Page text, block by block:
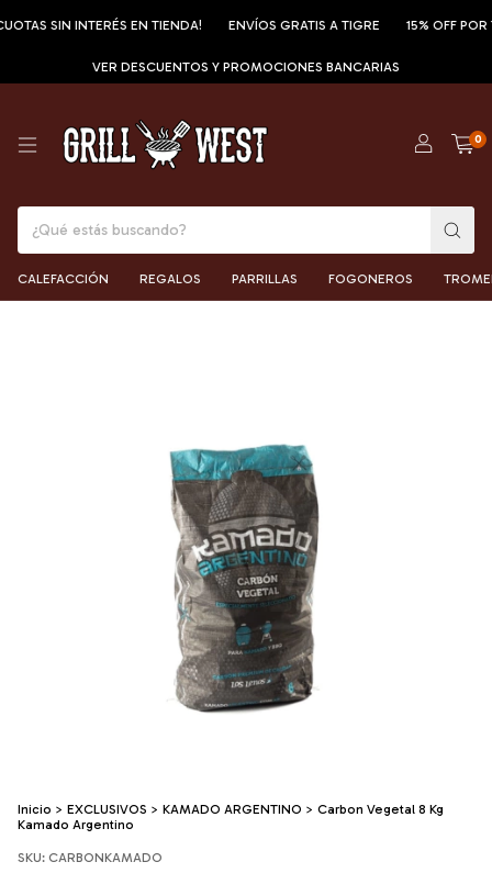
SIN INTERÉS EN TIENDA! ENVÍOS GRATIS A TIGRE 15% OFF POR
VER DESCUENTOS Y PROMOCIONES BANCARIAS
0
CALEFACCIÓN REGALOS PARRILLAS FOGONEROS
Inicio > EXCLUSIVOS > KAMADO ARGENTINO > Carbon Vegetal 8 Kg
Kamado Argentino
SKU: CARBONKAMADO